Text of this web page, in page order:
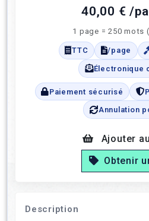
40,00 € /
1 page = 250 mots
TTC /page
Électronique
Paiement sécurisé
Annulation
Ajouter
Obtenir
Description